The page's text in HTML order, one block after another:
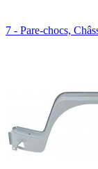
7 - Pare-chocs,